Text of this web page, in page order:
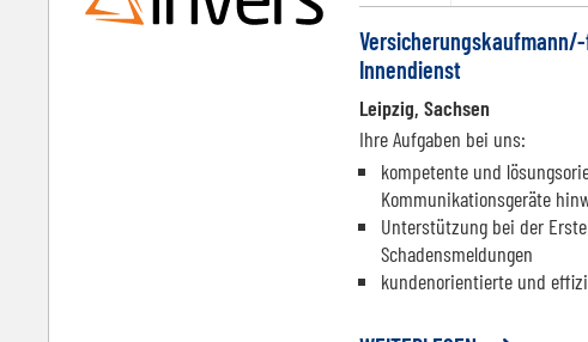
Innendienst
Leipzig, Sachsen
Ihre Aufgaben bei uns:
kompetente und
Kommunikationsgeräte
Unterstützung bei der
Schadensmeldungen
kundenorientierte und